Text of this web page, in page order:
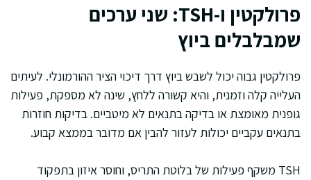
פרולקטין ו-TSH: שני ערכים
שמבלבלים ביוץ
פרולקטין גבוה יכול לשבש ביוץ דרך דיכוי הציר ההורמונלי. לעיתים
העלייה קלה וזמנית, והיא קשורה ללחץ, שינה לא מספקת, פעילות
גופנית מאומצת או בדיקה בתנאים לא מיטביים. בדיקות חוזרות
בתנאים עקביים יכולות לעזור להבין אם מדובר בממצא קבוע.
TSH משקף פעילות של בלוטת התריס, וחוסר איזון בתפקוד